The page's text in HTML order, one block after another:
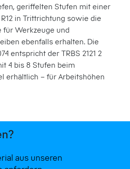
geriffelten Stufen mit einer
in Trittrichtung sowie die
für Werkzeuge und
ebenfalls erhalten. Die
entspricht der TRBS 2121 2
4 bis 8 Stufen beim
erhältlich – für Arbeitshöhen
aus unseren